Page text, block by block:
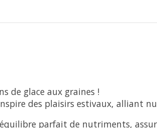
de glace aux graines !
des plaisirs estivaux, alliant
parfait de nutriments,